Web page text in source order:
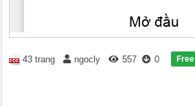
43 trang ngocly 557 0 Free